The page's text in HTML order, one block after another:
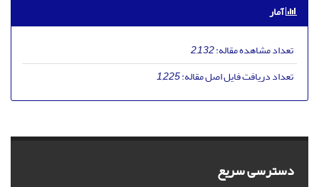
آمار
تعداد مشاهده مقاله:2,132
تعداد دریافت فایل اصل مقاله:1,225
دسترسی سریع